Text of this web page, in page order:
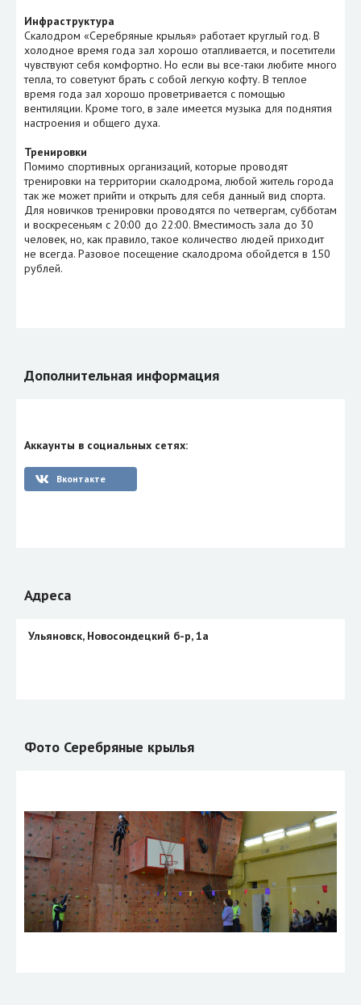
Инфраструктура
Скалодром «Серебряные крылья» работает круглый год. В
холодное время года зал хорошо отапливается, и посетители
чувствуют себя комфортно. Но если вы все-таки любите много
тепла, то советуют брать с собой легкую кофту. В теплое
время года зал хорошо проветривается с помощью
вентиляции. Кроме того, в зале имеется музыка для поднятия
настроения и общего духа.
Тренировки
Помимо спортивных организаций, которые проводят
тренировки на территории скалодрома, любой житель города
так же может прийти и открыть для себя данный вид спорта.
Для новичков тренировки проводятся по четвергам, субботам
и воскресеньям с 20:00 до 22:00. Вместимость зала до 30
человек, но, как правило, такое количество людей приходит
не всегда. Разовое посещение скалодрома обойдется в 150
рублей.
Дополнительная информация
Аккаунты в социальных сетях:
Вконтакте
Адреса
Ульяновск, Новосондецкий б-р, 1a
Фото Серебряные крылья